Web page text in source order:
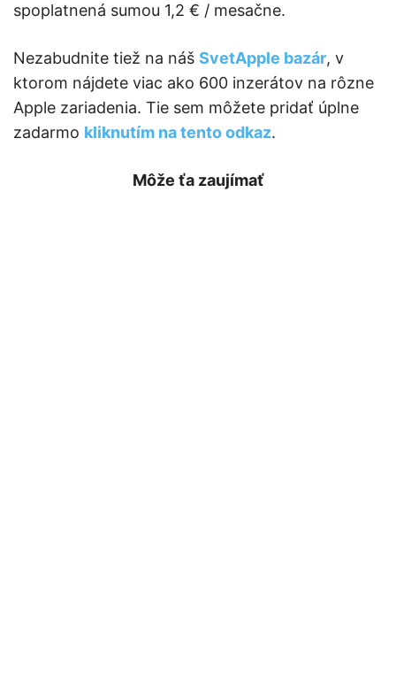
spoplatnená sumou 1,2 € / mesačne.
Nezabudnite tiež na náš SvetApple bazár, v
ktorom nájdete viac ako 600 inzerátov na rôzne
Apple zariadenia. Tie sem môžete pridať úplne
zadarmo kliknutím na tento odkaz.
Môže ťa zaujímať